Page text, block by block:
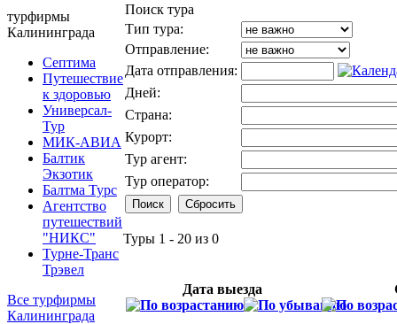
турфирмы
Калининграда
Септима
Путешествие
к здоровью
Универсал-
Тур
МИК-АВИА
Балтик
Экзотик
Балтма Турс
Агентство
путешествий
"НИКС"
Турне-Транс
Трэвел
Все турфирмы
Калининграда
Поиск тура
Тип тура:
Отправление:
Дата отправления:
Дней:
Страна:
Курорт:
Тур агент:
Тур оператор:
Туры 1 - 20 из 0
Дата выезда